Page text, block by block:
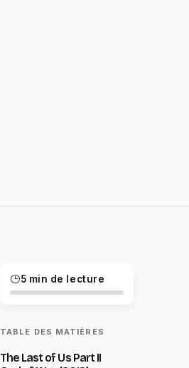
5 min de lecture
TABLE DES MATIÈRES
The Last of Us Part II